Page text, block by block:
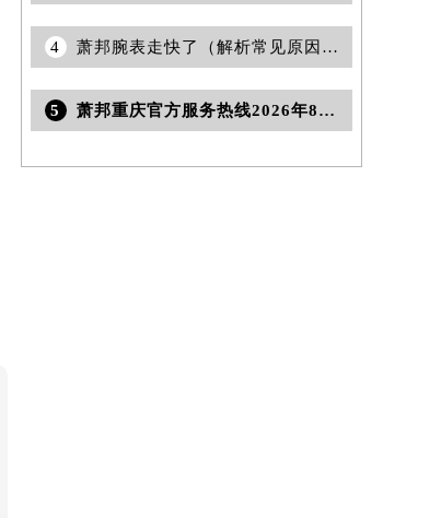
4 萧邦腕表走快了（解析常见原因及解决方法）
5 萧邦重庆官方服务热线2026年8月最新网点地址公示